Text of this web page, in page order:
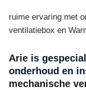
ruime ervaring met
ventilatiebox en
Arie is
onderhoud en
mechanische